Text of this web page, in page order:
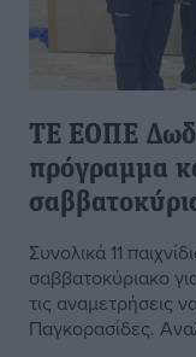
ΤΕ ΕΟΠΕ
πρόγραμμα
Συνολικά 11
σαββατοκύριακο
τις αναμετρήσεις
Παγκορασίδες.